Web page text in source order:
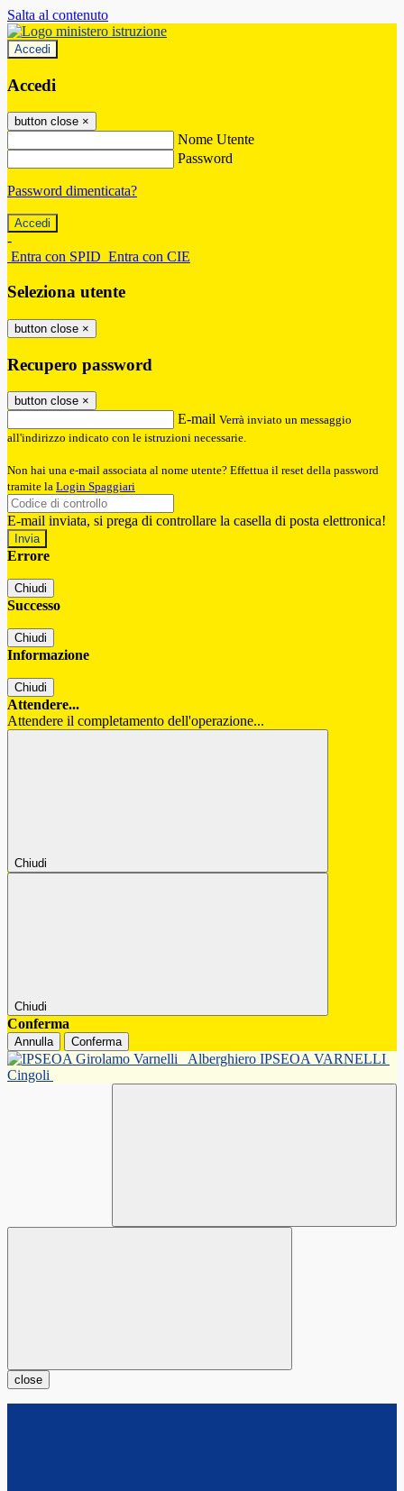
Salta al contenuto
Accedi
Accedi
button close ×
Nome Utente
Password
Password dimenticata?
-
Entra con SPID Entra con CIE
Seleziona utente
button close ×
Recupero password
button close ×
E-mail Verrà inviato un messaggio
all'indirizzo indicato con le istruzioni necessarie.
Non hai una e-mail associata al nome utente? Effettua il reset della password
tramite la Login Spaggiari
E-mail inviata, si prega di controllare la casella di posta elettronica!
Errore
Chiudi
Successo
Chiudi
Informazione
Chiudi
Attendere...
Attendere il completamento dell'operazione...
Chiudi
Chiudi
Conferma
Annulla Conferma
Alberghiero IPSEOA VARNELLI
Cingoli
close